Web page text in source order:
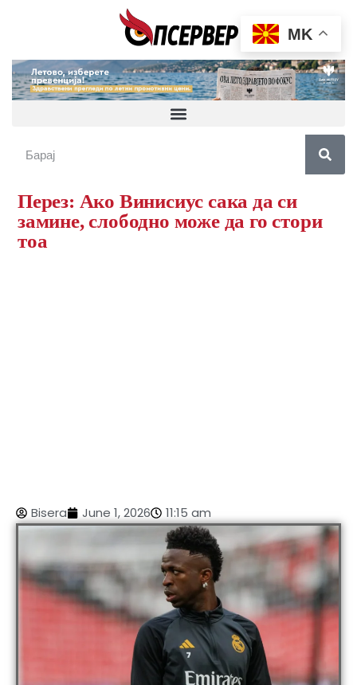
Перез: Ако Винисиус сака да си
замине, слободно може да го стори
тоа
Bisera June 1, 2026 11:15 am
MK